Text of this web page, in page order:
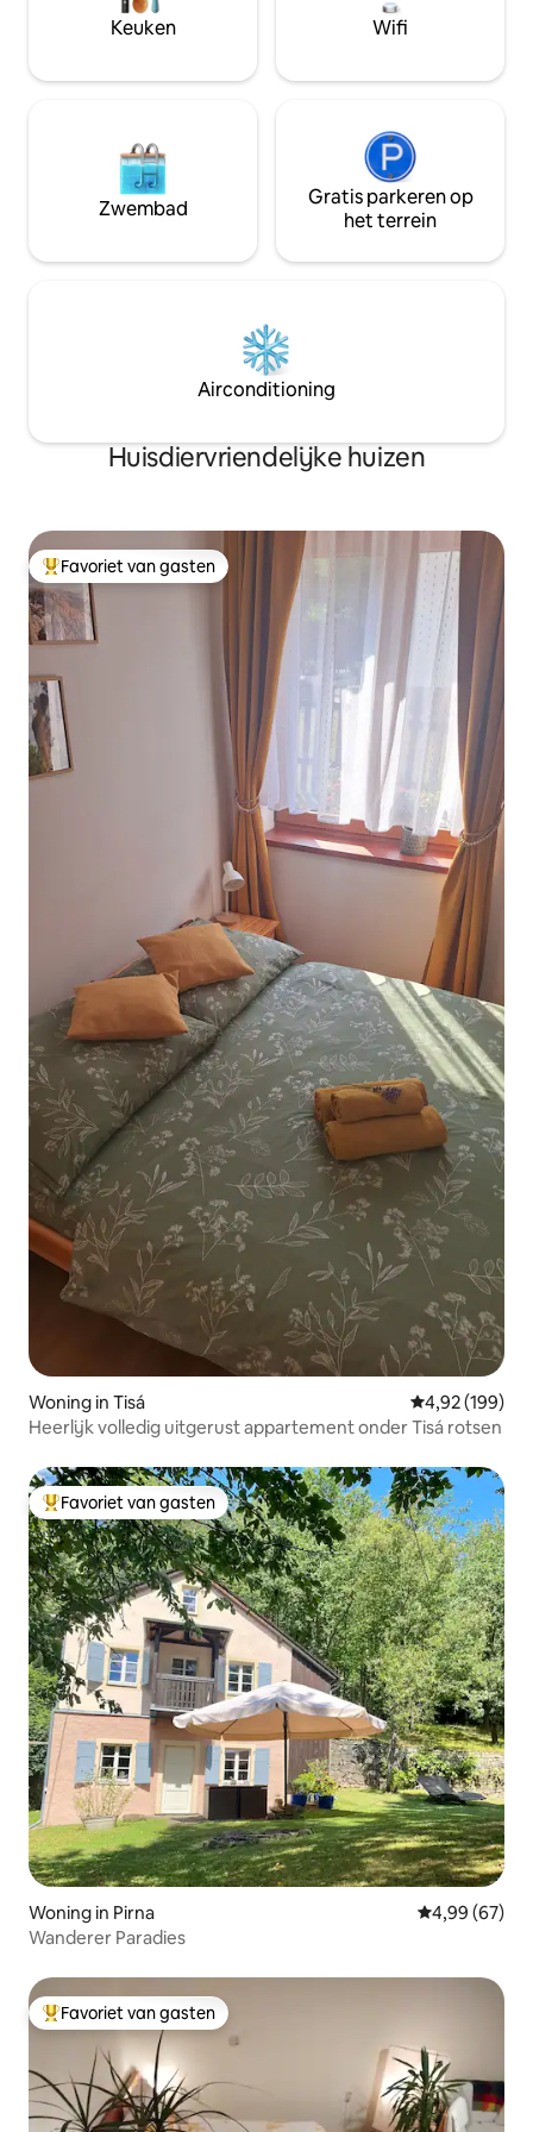
specerijen
Keuken Wifi
Zwembad
Gratis parkeren op
het terrein
Airconditioning
Huisdiervriendelijke huizen
Topfavoriet van gasten
Favoriet van gasten
Woning in Tisá Gemiddelde
4,92 (199)
Heerlijk volledig uitgerust appartement onder Tisá rotsen
Topfavoriet van gasten
Favoriet van gasten
Woning in Pirna Gemiddelde
4,99 (67)
Wanderer Paradies
Topfavoriet van gasten
Favoriet van gasten